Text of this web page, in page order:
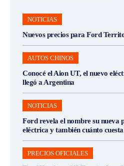
NOTICIAS
Nuevos precios para Ford
AUTOS CHINOS
Conocé el Aion UT, el nuevo
llegó a Argentina
NOTICIAS
Ford revela el nombre su nueva
eléctrica y también cuánto cuesta
PRECIOS OFICIALES